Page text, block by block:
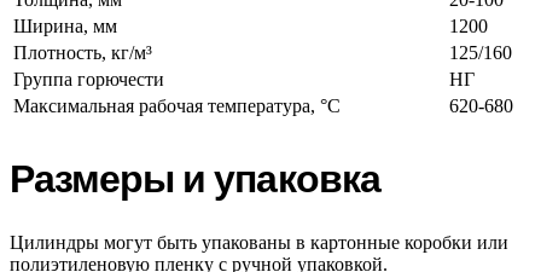
Ширина, мм
1200
Плотность, кг/м³
125/160
Группа горючести
НГ
Максимальная рабочая температура, °C
620-680
Размеры и упаковка
Цилиндры могут быть упакованы в картонные коробки или
полиэтиленовую пленку с ручной упаковкой.